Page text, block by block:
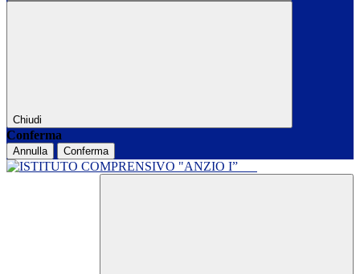
Chiudi
Conferma
Annulla Conferma